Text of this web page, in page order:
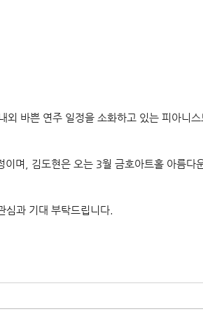
바쁜 연주 일정을 소화하고 있는 피아니스
며, 김도현은 오는 3월 금호아트홀 아름다
심과 기대 부탁드립니다.